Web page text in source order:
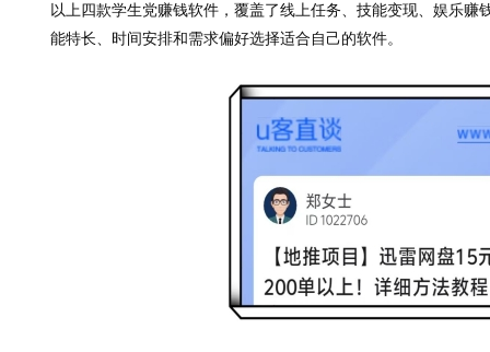
以上四款学生党赚钱软件，覆盖了线上任务、技能变现、娱乐
能特长、时间安排和需求偏好选择适合自己的软件。